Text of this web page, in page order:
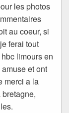
les photos
au coeur, si
ferai tout
limours en
et ont
merci a la